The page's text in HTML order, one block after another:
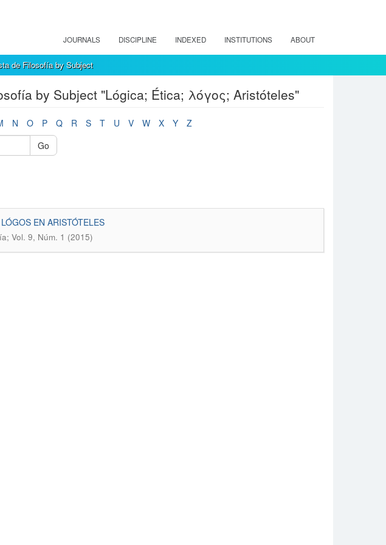
JOURNALS DISCIPLINE INDEXED INSTITUTIONS ABOUT
de Filosofía by Subject
by Subject "Lógica; Ética; λόγος; Aristóteles"
N O P Q R S T U V W X Y
Z
Go
EN ARISTÓTELES
Vol. 9, Núm. 1 (2015)